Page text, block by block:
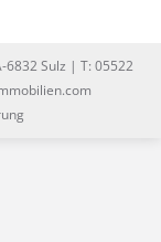
Sulz | T: 05522